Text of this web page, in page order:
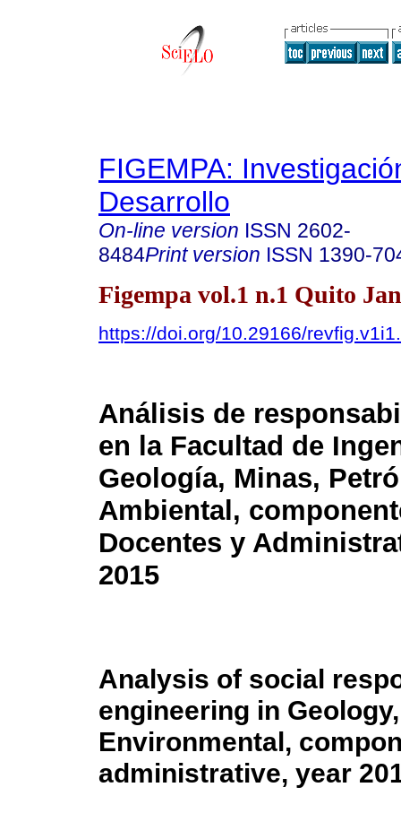
FIGEMPA:
Desarrollo
On-line version ISSN 2602-
8484Print version ISSN 1390-
Figempa vol.1 n.1 Quito
https://doi.org/10.29166/
Análisis de
en la Facultad de
Geología, Minas,
Ambiental,
Docentes y
2015
Analysis of social
engineering in
Environmental,
administrative, year